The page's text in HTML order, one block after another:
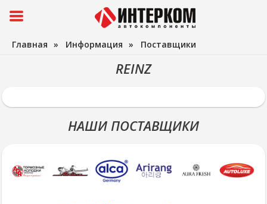
Главная » Информация » Поставщики
REINZ
НАШИ ПОСТАВЩИКИ